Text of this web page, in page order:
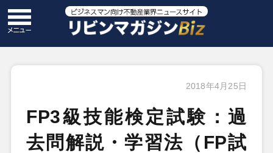
2018年4月25日
FP3級技能検定試験：過
去問解説・学習法（FP試